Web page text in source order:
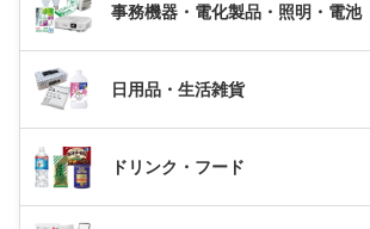
事務機器・電化製品・照明・電池
日用品・生活雑貨
ドリンク・フード